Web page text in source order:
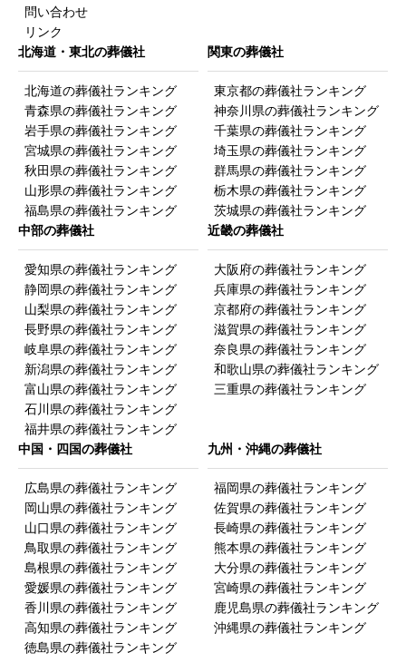
問い合わせ
リンク
北海道・東北の葬儀社
北海道の葬儀社ランキング
青森県の葬儀社ランキング
岩手県の葬儀社ランキング
宮城県の葬儀社ランキング
秋田県の葬儀社ランキング
山形県の葬儀社ランキング
福島県の葬儀社ランキング
関東の葬儀社
東京都の葬儀社ランキング
神奈川県の葬儀社ランキング
千葉県の葬儀社ランキング
埼玉県の葬儀社ランキング
群馬県の葬儀社ランキング
栃木県の葬儀社ランキング
茨城県の葬儀社ランキング
中部の葬儀社
愛知県の葬儀社ランキング
静岡県の葬儀社ランキング
山梨県の葬儀社ランキング
長野県の葬儀社ランキング
岐阜県の葬儀社ランキング
新潟県の葬儀社ランキング
富山県の葬儀社ランキング
石川県の葬儀社ランキング
福井県の葬儀社ランキング
近畿の葬儀社
大阪府の葬儀社ランキング
兵庫県の葬儀社ランキング
京都府の葬儀社ランキング
滋賀県の葬儀社ランキング
奈良県の葬儀社ランキング
和歌山県の葬儀社ランキング
三重県の葬儀社ランキング
中国・四国の葬儀社
広島県の葬儀社ランキング
岡山県の葬儀社ランキング
山口県の葬儀社ランキング
鳥取県の葬儀社ランキング
島根県の葬儀社ランキング
愛媛県の葬儀社ランキング
香川県の葬儀社ランキング
高知県の葬儀社ランキング
徳島県の葬儀社ランキング
九州・沖縄の葬儀社
福岡県の葬儀社ランキング
佐賀県の葬儀社ランキング
長崎県の葬儀社ランキング
熊本県の葬儀社ランキング
大分県の葬儀社ランキング
宮崎県の葬儀社ランキング
鹿児島県の葬儀社ランキング
沖縄県の葬儀社ランキング